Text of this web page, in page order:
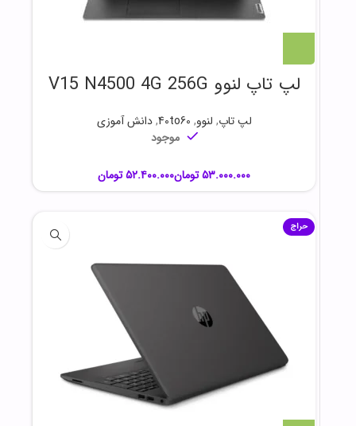
لپ تاپ لنوو V15 N4500 4G 256G
لپ تاپ, لنوو,
40to60
,دانش آموزی
موجود
تومان تومان
حراج